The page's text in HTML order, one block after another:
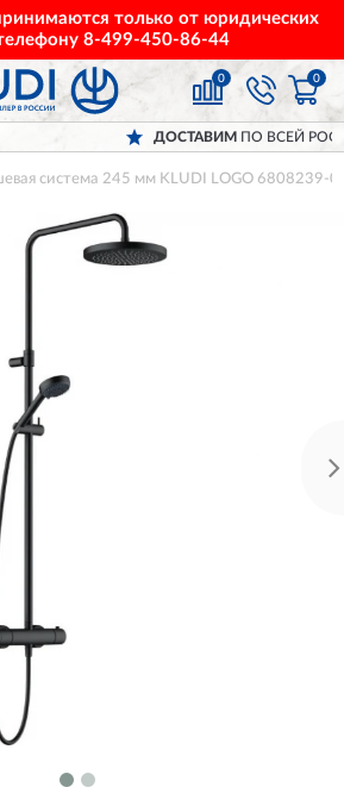
только от юридических
8-499-450-86-44
0 0
ДОСТАВИМПО ВСЕЙ РОССИИ
система 245 мм KLUDI LOGO 6808239-